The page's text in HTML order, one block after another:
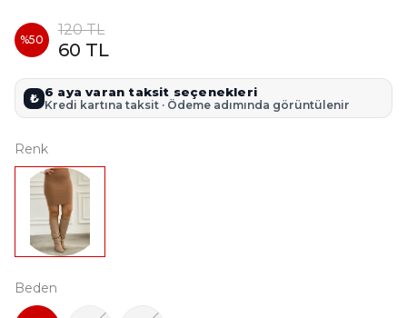
%50
120 TL
60 TL
₺ 6 aya varan taksit seçenekleri
Kredi kartına taksit · Ödeme adımında görüntülenir
Renk
Beden